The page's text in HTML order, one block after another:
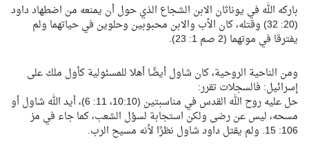
باركه الله في يوناثان الابن الشجاع الذي حول أن يمنعه من اضطهاد داود
(20: 32) وقتله، كان الأب والابن محبوبين وحلوين في حياتهما ولم
يفترقا في موتهما (2 صم 1: 23).
ومن الناحية الروحية، كان شاول أيضًا أهلا للمسئولية كأول ملك على
إسرائيل: فالسجلات تقرر:
حل عليه روح الله القدس في مناسبتين (10:10، 11: 6)، أيد الله شاول أو
مسحه، ليس عن رضى ولكن استجابة لسؤل الشعب، كما جاء في مز
106: 15. ولم يقتل داود شاول نظرًا لأنه مسيح الرب.